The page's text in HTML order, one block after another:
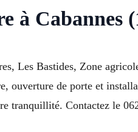
à Cabannes
Les Bastides, Zone
ouverture de porte et
tranquillité. Contactez le